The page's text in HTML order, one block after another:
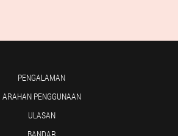
PENGALAMAN
ARAHAN PENGGUNAAN
ULASAN